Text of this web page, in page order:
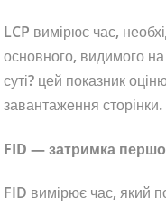
LCP вимірює час,
основного, видимого
суті? цей показник
завантаження сторінки.
FID — затримка
FID вимірює час, який